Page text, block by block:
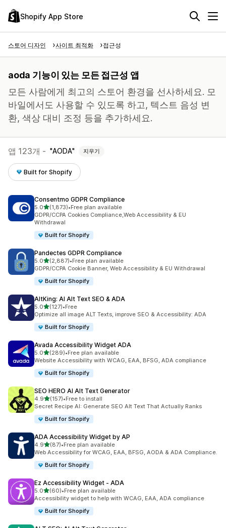
Shopify App Store
스토어 디자인 사이트 최적화 접근성
aoda 기능이 있는 모든 접근성 앱
모든 사람에게 최고의 스토어 환경을 선사하세요. 모
바일에서도 사용할 수 있도록 하고, 텍스트 음성 변
환, 색상 대비 조정 등을 추가하세요.
앱 123개 - AODA 지우기
Built for Shopify
Consentmo GDPR Compliance
5.0별 5개 중
(1,873)
총 리뷰 1873개
•Free plan available
GDPR/CCPA Cookies Compliance,Web Accessibility & EU
Withdrawal
Built for Shopify
Pandectes GDPR Compliance
5.0별 5개 중
(2,887)
총 리뷰 2887개
•Free plan available
GDPR/CCPA Cookie Banner, Web Accessibility & EU Withdrawal
Built for Shopify
AltKing: AI Alt Text SEO & ADA
5.0별 5개 중
(127)
총 리뷰 127개
•Free
Optimize all image ALT Texts, improve SEO & Accessibility: ADA
Built for Shopify
Avada Accessibility Widget ADA
5.0별 5개 중
(289)
총 리뷰 289개
•Free plan available
Website Accessibility with WCAG, EAA, BFSG, ADA compliance
Built for Shopify
SEO HERO AI Alt Text Generator
4.9별 5개 중
(157)
총 리뷰 157개
•Free to install
Secret Recipe AI: Generate SEO Alt Text That Actually Ranks
Built for Shopify
ADA Accessibility Widget by AP
4.9별 5개 중
(87)
총 리뷰 87개
•Free plan available
Web Accessibility for WCAG, EAA, BFSG, AODA & ADA Compliance.
Built for Shopify
Ez Accessibility Widget ‑ ADA
5.0별 5개 중
(60)
총 리뷰 60개
•Free plan available
Accessibility widget to help with WCAG, EAA, ADA compliance
Built for Shopify